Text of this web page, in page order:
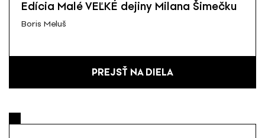
Edícia Malé VEĽKÉ dejiny Milana Šimečku
Boris Meluš
PREJSŤ NA DIELA